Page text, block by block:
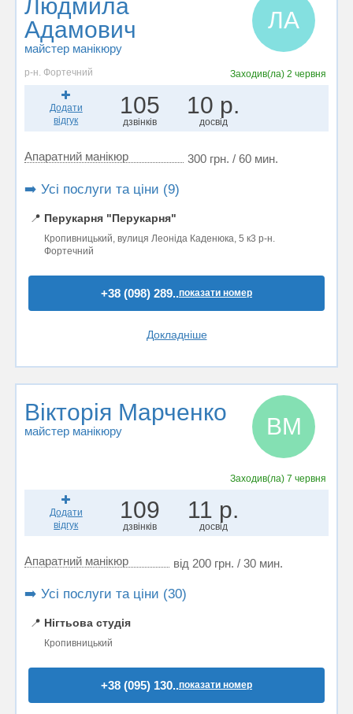
Людмила
Адамович
майстер манікюру
ЛА
р-н. Фортечний Заходив(ла) 2 червня
Додати
відгук
105
дзвінків
10 р.
досвід
Апаратний манікюр 300 грн. / 60 мин.
➡️ Усі послуги та ціни (9)
📍 Перукарня "Перукарня"
Кропивницький, вулиця Леоніда Каденюка, 5 к3 р-н.
Фортечний
+38 (098) 289..показати номер
Докладніше
Вікторія Марченко
майстер манікюру ВМ
Заходив(ла) 7 червня
Додати
відгук
109
дзвінків
11 р.
досвід
Апаратний манікюр від 200 грн. / 30 мин.
➡️ Усі послуги та ціни (30)
📍 Нігтьова студія
Кропивницький
+38 (095) 130..показати номер